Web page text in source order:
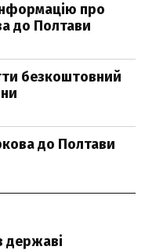
про
до Полтави
безкоштовний
до Полтави
державі